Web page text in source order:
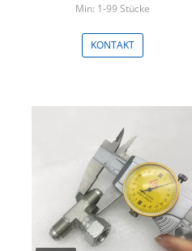
Min: 1-99 Stücke
KONTAKT